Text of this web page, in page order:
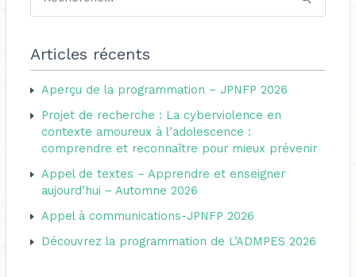
c
h
e
r
Articles récents
Aperçu de la programmation – JPNFP 2026
Projet de recherche : La cyberviolence en
contexte amoureux à l’adolescence :
comprendre et reconnaître pour mieux prévenir
Appel de textes – Apprendre et enseigner
aujourd’hui – Automne 2026
Appel à communications-JPNFP 2026
Découvrez la programmation de L’ADMPES 2026
g
s